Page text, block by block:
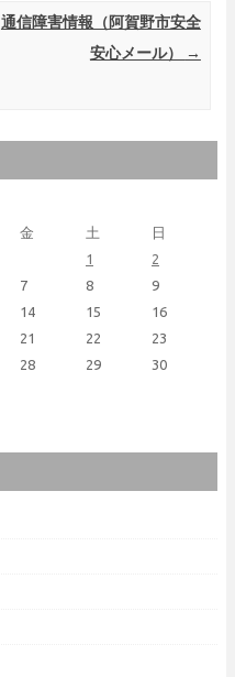
通信障害情報（阿賀野市安全
安心メール）
→
金 土 日
1
2
7 8
9
14 15
16
21 22
23
28 29
30